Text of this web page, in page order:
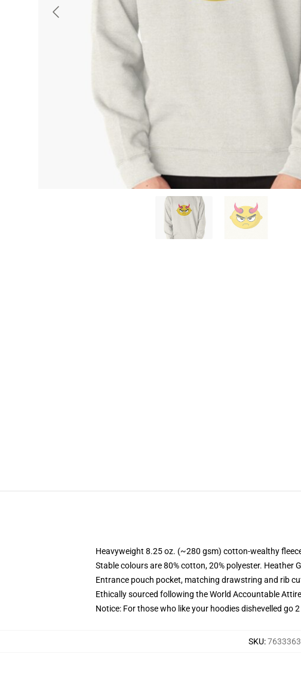
Heavyweight 8.25 oz. (~280 gsm) cotton-wealthy
Stable colours are 80% cotton, 20% polyester. Heather
Entrance pouch pocket, matching drawstring and rib
Ethically sourced following the World Accountable
Notice: For those who like your hoodies dishevelled go
SKU: